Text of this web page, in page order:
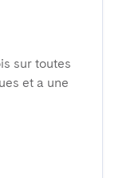
sur toutes
et a une